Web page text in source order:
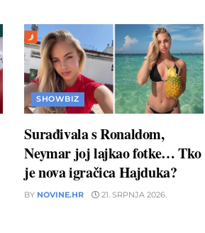
SHOWBIZ
Surađivala s Ronaldom,
Neymar joj lajkao fotke… Tko
je nova igračica Hajduka?
BY NOVINE.HR 21. SRPNJA 2026.